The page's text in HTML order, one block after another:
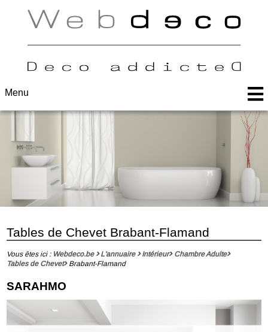
Menu
Tables de Chevet Brabant-Flamand
Vous êtes ici : Webdeco.be L'annuaire Intérieur
Chambre Adulte
Tables de Chevet
Brabant-Flamand
SARAHMO